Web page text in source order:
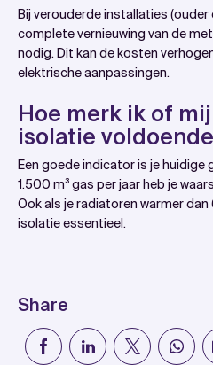
Bij verouderde installaties (ouder
complete vernieuwing van de
nodig. Dit kan de kosten
elektrische aanpassingen.
Hoe merk ik of
isolatie
Een goede indicator is je huidige
1.500 m³ gas per jaar heb je
Ook als je radiatoren warmer
isolatie essentieel.
Share